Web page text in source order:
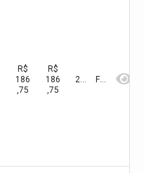
R$
186
,75
R$
186
,75
2026 Fevereiro